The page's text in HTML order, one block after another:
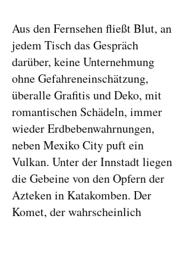
Aus den Fernsehen fließt Blut, an
jedem Tisch das Gespräch
darüber, keine Unternehmung
ohne Gefahreneinschätzung,
überalle Grafitis und Deko, mit
romantischen Schädeln, immer
wieder Erdbebenwahrnungen,
neben Mexiko City puft ein
Vulkan. Unter der Innstadt liegen
die Gebeine von den Opfern der
Azteken in Katakomben. Der
Komet, der wahrscheinlich